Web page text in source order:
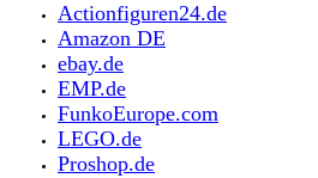
Actionfiguren24.de
Amazon DE
ebay.de
EMP.de
FunkoEurope.com
LEGO.de
Proshop.de